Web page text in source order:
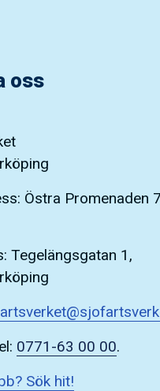
oss
Östra Promenaden
Tegelängsgatan 1,
0771-63 00 00.
Sök hit!